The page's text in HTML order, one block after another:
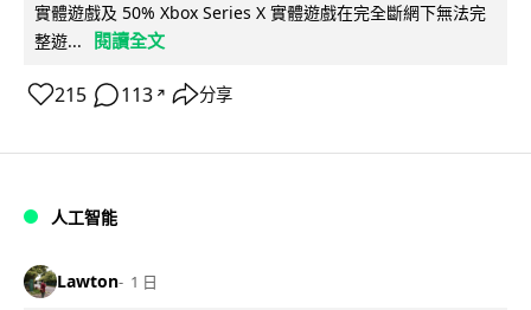
實體遊戲及 50% Xbox Series X 實體遊戲在完全斷網下無法完
整遊...
閱讀全文
215 113 ↗ 分享
人工智能
Lawton 1 日